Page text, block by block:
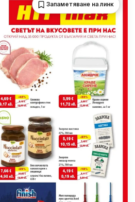
Запаметяване на линк